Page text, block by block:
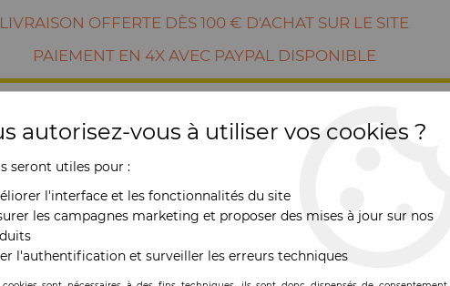
LIVRAISON OFFERTE DÈS 100 € D'ACHAT SUR LE SITE
PAIEMENT EN 4X AVEC PAYPAL DISPONIBLE
autorisez-vous à utiliser vos cookies ?
seront utiles pour :
l'interface et les fonctionnalités du site
les campagnes marketing et proposer des mises à jour sur nos
l'authentification et surveiller les erreurs techniques